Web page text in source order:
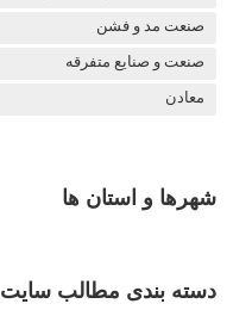
صنعت مد و فشن
صنعت و صنایع متفرقه
معادن
شهرها و استان ها
دسته بندی مطالب سایت